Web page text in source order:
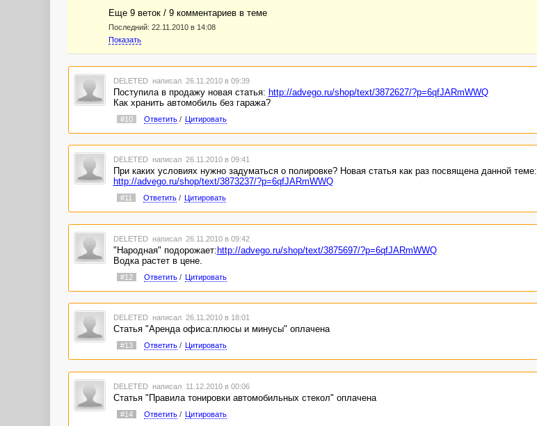
Еще 9 веток / 9 комментариев в темe
Последний: 22.11.2010 в 14:08
Показать
DELETED написал 26.11.2010 в 09:39
Поступила в продажу новая статья: http://advego.ru/shop/text/3872627/?p=6qfJARmWWQ
Как хранить автомобиль без гаража?
#10 Ответить/ Цитировать
DELETED написал 26.11.2010 в 09:41
При каких условиях нужно задуматься о полировке? Новая статья как раз посвящена данной теме:
http://advego.ru/shop/text/3873237/?p=6qfJARmWWQ
#11 Ответить/ Цитировать
DELETED написал 26.11.2010 в 09:42
"Народная" подорожает: http://advego.ru/shop/text/3875697/?p=6qfJARmWWQ
Водка растет в цене.
#12 Ответить/ Цитировать
DELETED написал 26.11.2010 в 18:01
Статья "Аренда офиса:плюсы и минусы" оплачена
#13 Ответить/ Цитировать
DELETED написал 11.12.2010 в 00:06
Статья "Правила тонировки автомобильных стекол" оплачена
#14 Ответить/ Цитировать